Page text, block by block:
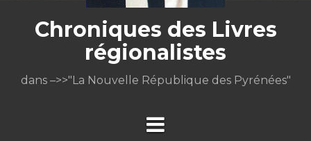
Chroniques des Livres
régionalistes
dans –>>"La Nouvelle République des Pyrénées"